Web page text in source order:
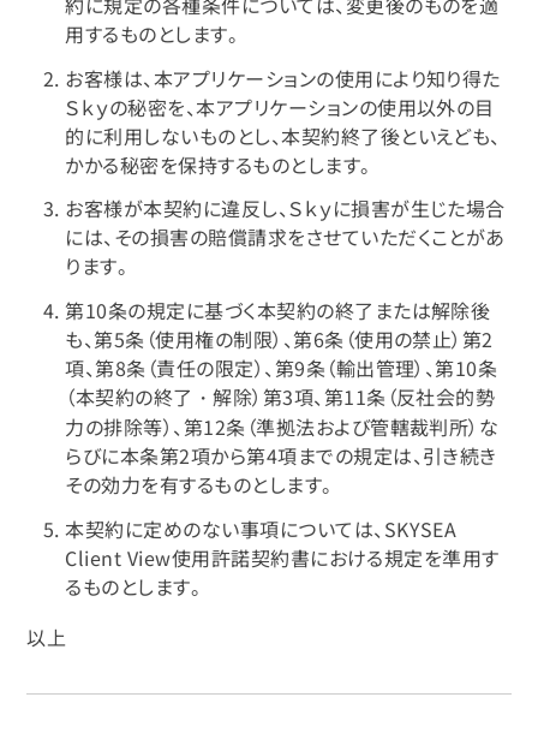
用するものとします。
お客様は、本アプリケーションの使用により知り得た
Ｓｋｙの秘密を、本アプリケーションの使用以外の目
的に利用しないものとし、本契約終了後といえども、
かかる秘密を保持するものとします。
お客様が本契約に違反し、Ｓｋｙに損害が生じた場合
には、その損害の賠償請求をさせていただくことがあ
ります。
第10条の規定に基づく本契約の終了または解除後
も、第5条（使用権の制限）、第6条（使用の禁止）第2
項、第8条（責任の限定）、第9条（輸出管理）、第10条
（本契約の終了・解除）第3項、第11条（反社会的勢
力の排除等）、第12条（準拠法および管轄裁判所）な
らびに本条第2項から第4項までの規定は、引き続き
その効力を有するものとします。
本契約に定めのない事項については、SKYSEA
Client View使用許諾契約書における規定を準用す
るものとします。
以上